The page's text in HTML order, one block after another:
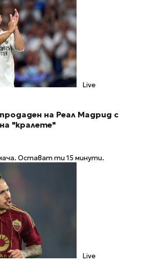
Live
на Реал Мадрид с
"кралете"
мача. Остават ти 15 минути.
Live